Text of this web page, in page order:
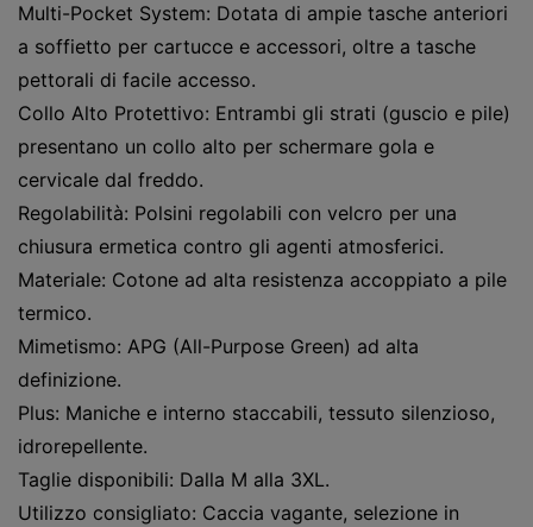
Multi-Pocket System: Dotata di ampie tasche anteriori
a soffietto per cartucce e accessori, oltre a tasche
pettorali di facile accesso.
Collo Alto Protettivo: Entrambi gli strati (guscio e pile)
presentano un collo alto per schermare gola e
cervicale dal freddo.
Regolabilità: Polsini regolabili con velcro per una
chiusura ermetica contro gli agenti atmosferici.
Materiale: Cotone ad alta resistenza accoppiato a pile
termico.
Mimetismo: APG (All-Purpose Green) ad alta
definizione.
Plus: Maniche e interno staccabili, tessuto silenzioso,
idrorepellente.
Taglie disponibili: Dalla M alla 3XL.
Utilizzo consigliato: Caccia vagante, selezione in